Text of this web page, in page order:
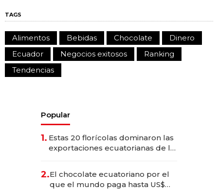
TAGS
Alimentos Bebidas Chocolate
Dinero
Ecuador
Negocios exitosos
Ranking
Tendencias
Popular
1. Estas 20 florícolas dominaron las
exportaciones ecuatorianas de la
2.El chocolate ecuatoriano por el
que el mundo paga hasta US$